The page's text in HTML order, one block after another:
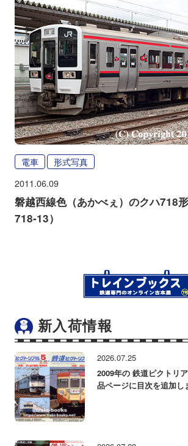
電車 形式写真
2011.06.09
磐越西線色（あかべぇ）のクハ718
718-13）
新入荷情報
2026.07.25
2009年の 鉄道ピクトリ
品ページに目次を追加し